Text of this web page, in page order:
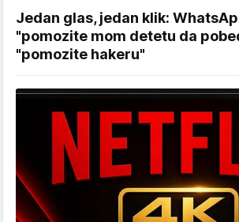
Jedan glas, jedan klik:
"pomozite mom detetu da
"pomozite hakeru"